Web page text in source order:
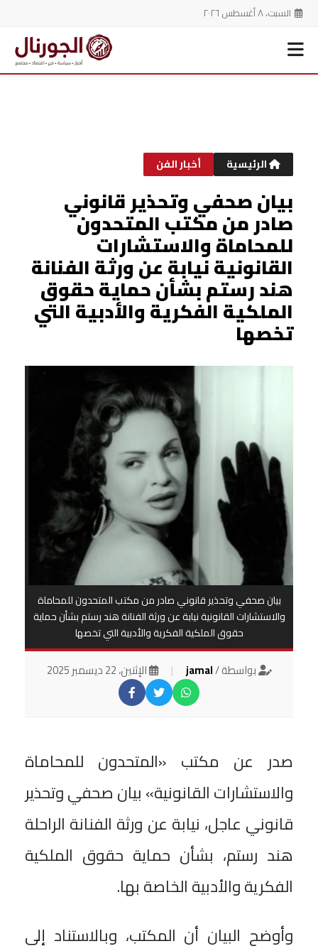
السبت، ٨ أغسطس ٢٠٢٦
الرئيسية أخبار الفن
بيان صحفي وتحذير قانوني
صادر من مكتب المتحدون
للمحاماة والاستشارات
القانونية نيابة عن ورثة الفنانة
هند رستم بشأن حماية حقوق
الملكية الفكرية والأدبية التي
تخصها
بيان صحفي وتحذير قانوني صادر من مكتب المتحدون للمحاماة
والاستشارات القانونية نيابة عن ورثة الفنانة هند رستم بشأن حماية
حقوق الملكية الفكرية والأدبية التي تخصها
بواسطة /jamal
| الإثنين، 22 ديسمبر 2025
صدر عن مكتب «المتحدون للمحاماة
والاستشارات القانونية» بيان صحفي وتحذير
قانوني عاجل، نيابة عن ورثة الفنانة الراحلة
هند رستم، بشأن حماية حقوق الملكية
الفكرية والأدبية الخاصة بها.
وأوضح البيان أن المكتب، وبالاستناد إلى